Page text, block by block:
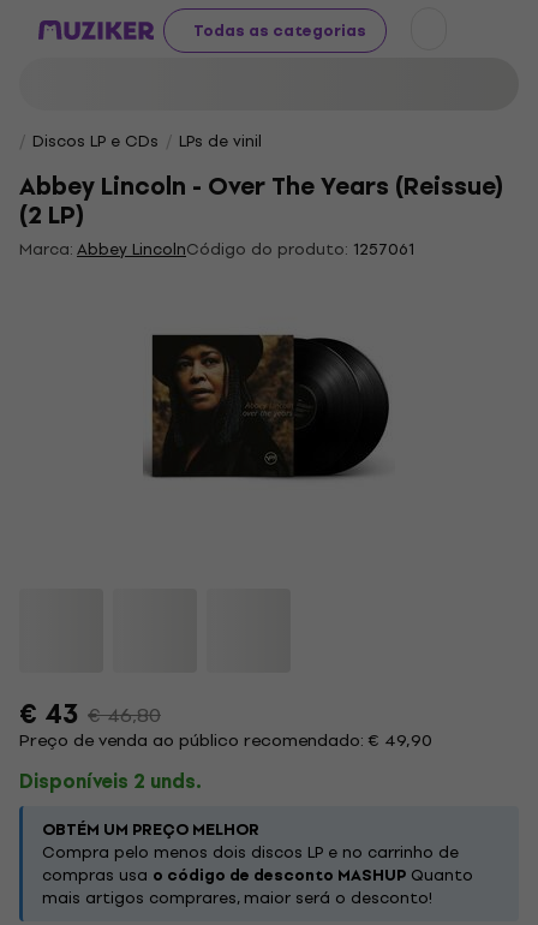
Todas as categorias
Discos LP e CDs LPs de vinil
Abbey Lincoln - Over The Years (Reissue)
(2 LP)
Marca:Abbey LincolnCódigo do produto: 1257061
€ 43 € 46,80
Preço de venda ao público recomendado: € 49,90
Disponíveis 2 unds.
OBTÉM UM PREÇO MELHOR
Compra pelo menos dois discos LP e no carrinho de
compras usa o código de desconto MASHUP Quanto
mais artigos comprares, maior será o desconto!